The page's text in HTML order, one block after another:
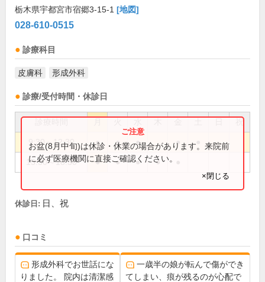
栃木県宇都宮市宿郷3-15-1 [地図]
028-610-0515
診療科目
皮膚科 形成外科
診療/受付時間・休診日
祝
9:30～12:30 ● ● ● ●
15:30～18:30 ● ● ● ●
お盆(8月中旬)は休診・休業の場合があります。来院前
に必ず医療機関に直接ご確認ください。
×閉じる
休診日: 日、祝
口コミ
形成外科でお世話にな
りました。 院内は清潔感
一歳半の娘が転んで傷ができ
てしまい、痕が残るのが心配で